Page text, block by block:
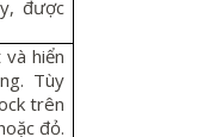
được
hiển
Tùy
trên
đỏ.